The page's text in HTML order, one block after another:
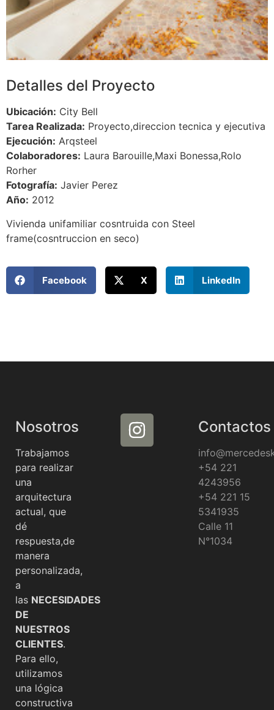
Detalles del Proyecto
Ubicación: City Bell
Tarea Realizada: Proyecto,direccion tecnica y ejecutiva
Ejecución: Arqsteel
Colaboradores: Laura Barouille,Maxi Bonessa,Rolo
Rorher
Fotografía: Javier Perez
Año: 2012
Vivienda unifamiliar cosntruida con Steel
frame(cosntruccion en seco)
Facebook X LinkedIn
Nosotros
Trabajamos
para realizar
una
arquitectura
actual, que
dé
respuesta,de
manera
personalizada,
a
las NECESIDADES
DE
NUESTROS
CLIENTES.
Para ello,
utilizamos
una lógica
constructiva
Contactos
+54 221
4243956
+54 221 15
5341935
Calle 11
N°1034